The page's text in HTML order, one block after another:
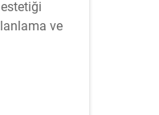
ve